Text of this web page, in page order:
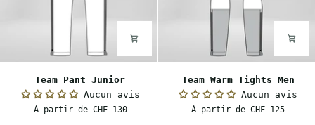
Junior
Team Pant Junior
Aucun avis
À partir de CHF 130
Warm
Tights
Team Warm Tights Men
Aucun avis
À partir de CHF 125